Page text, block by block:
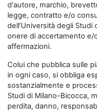
d'autore, marchio,
legge, contratto e/o
dell’Università degli
onere di accertamento e/
affermazioni.
Colui che pubblica sulle
in ogni caso, si obbliga
sostanzialmente e
Studi di Milano-Bicocca,
perdita, danno,